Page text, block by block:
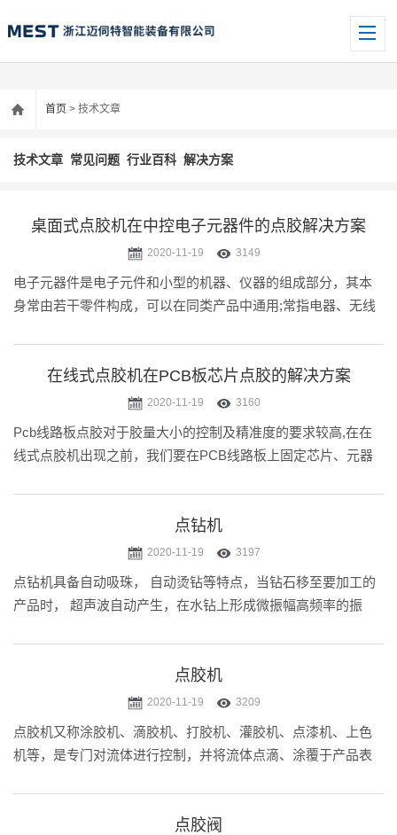
首页 > 技术文章
技术文章 常见问题 行业百科 解决方案
桌面式点胶机在中控电子元器件的点胶解决方案
2020-11-19 3149
电子元器件是电子元件和小型的机器、仪器的组成部分，其本
身常由若干零件构成，可以在同类产品中通用;常指电器、无线
中，各种电器，仪器，汽.....
在线式点胶机在PCB板芯片点胶的解决方案
2020-11-19 3160
Pcb线路板点胶对于胶量大小的控制及精准度的要求较高,在在
线式点胶机出现之前，我们要在PCB线路板上固定芯片、元器
点钻机
2020-11-19 3197
点钻机具备自动吸珠， 自动烫钻等特点，当钻石移至要加工的
产品时， 超声波自动产生，在水钻上形成微振幅高频率的振
点胶机
2020-11-19 3209
点胶机又称涂胶机、滴胶机、打胶机、灌胶机、点漆机、上色
机等，是专门对流体进行控制，并将流体点滴、涂覆于产品表
点胶阀